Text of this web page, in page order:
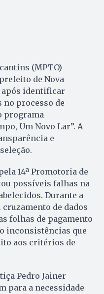
(MPTO)
de Nova
após identificar
processo de
programa
Um Novo Lar”. A
e
14ª Promotoria de
possíveis falhas na
Durante a
de dados
folhas de pagamento
inconsistências que
aos critérios de
Pedro Jainer
para a necessidade